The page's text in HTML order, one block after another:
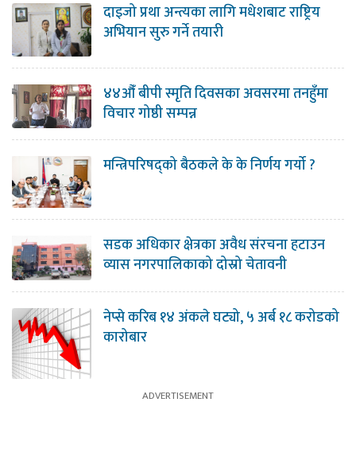
दाइजो प्रथा अन्त्यका लागि मधेशबाट राष्ट्रिय
अभियान सुरु गर्ने तयारी
४४औँ बीपी स्मृति दिवसका अवसरमा तनहुँमा
विचार गोष्ठी सम्पन्न
मन्त्रिपरिषद्को बैठकले के के निर्णय गर्यो ?
सडक अधिकार क्षेत्रका अवैध संरचना हटाउन
व्यास नगरपालिकाको दोस्रो चेतावनी
नेप्से करिब १४ अंकले घट्यो, ५ अर्ब १८ करोडको
कारोबार